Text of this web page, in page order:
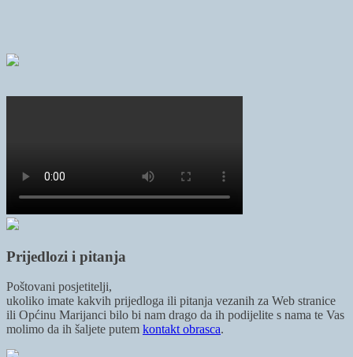
Prijedlozi i pitanja
Poštovani posjetitelji,
ukoliko imate kakvih prijedloga ili pitanja vezanih za Web stranice
ili Općinu Marijanci bilo bi nam drago da ih podijelite s nama te Vas
molimo da ih šaljete putem kontakt obrasca.